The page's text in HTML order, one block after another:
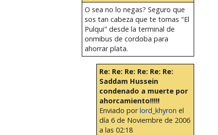
O sea no lo negas? Seguro que
sos tan cabeza que te tomas "El
Pulqui" desde la terminal de
onmibus de cordoba para
ahorrar plata.
Re: Re: Re: Re: Re: Re:
Saddam Hussein
condenado a muerte por
ahorcamiento!!!!!
Enviado porlord_khyron el
día 6 de Noviembre de 2006
a las 02:18